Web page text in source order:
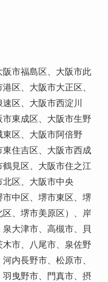
市福島区、大阪市此
区、大阪市大正区、
区、大阪市西淀川
東成区、大阪市生野
区、大阪市阿倍野
住吉区、大阪市西成
見区、大阪市住之江
北区、大阪市中央
中区、堺市東区、堺
、堺市美原区）、岸
大津市、高槻市、貝
市、八尾市、泉佐野
内長野市、松原市、
曳野市、門真市、摂